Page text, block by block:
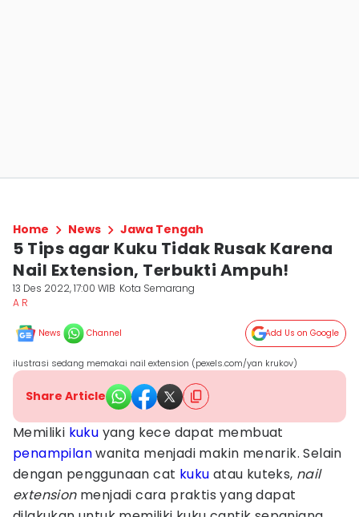
Home News Jawa Tengah
5 Tips agar Kuku Tidak Rusak Karena
Nail Extension, Terbukti Ampuh!
13 Des 2022, 17:00 WIB Kota Semarang
A R
News Channel Add Us on Google
ilustrasi sedang memakai nail extension (pexels.com/yan krukov)
Share Article
Memiliki kuku yang kece dapat membuat
penampilanwanita menjadi makin menarik. Selain
dengan penggunaan cat kuku atau kuteks, nail
extensionmenjadi cara praktis yang dapat